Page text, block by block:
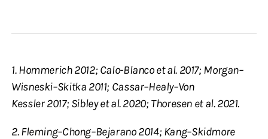
1. Hommerich 2012; Calo-Blanco et al. 2017; Morgan–
Wisneski–Skitka 2011; Cassar–Healy–Von
Kessler 2017; Sibley et al. 2020; Thoresen et al. 2021.
2. Fleming–Chong–Bejarano 2014; Kang–Skidmore